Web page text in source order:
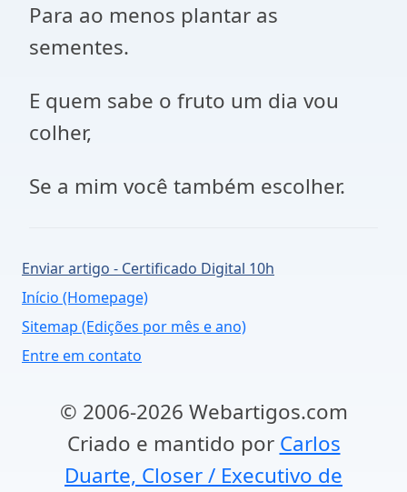
Para ao menos plantar as
sementes.
E quem sabe o fruto um dia vou
colher,
Se a mim você também escolher.
Enviar artigo - Certificado Digital 10h
Início (Homepage)
Sitemap (Edições por mês e ano)
Entre em contato
© 2006-2026 Webartigos.com
Criado e mantido por Carlos
Duarte, Closer / Executivo de